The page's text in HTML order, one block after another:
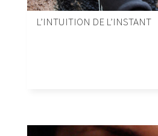
L’INTUITION DE L’INSTANT